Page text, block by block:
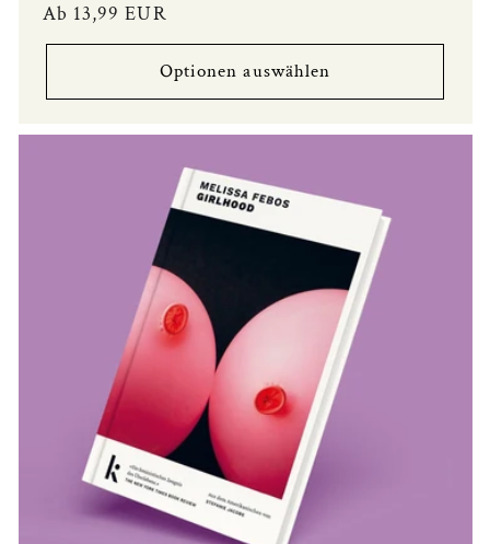
Normaler
Preis
Ab 13,99 EUR
Optionen auswählen